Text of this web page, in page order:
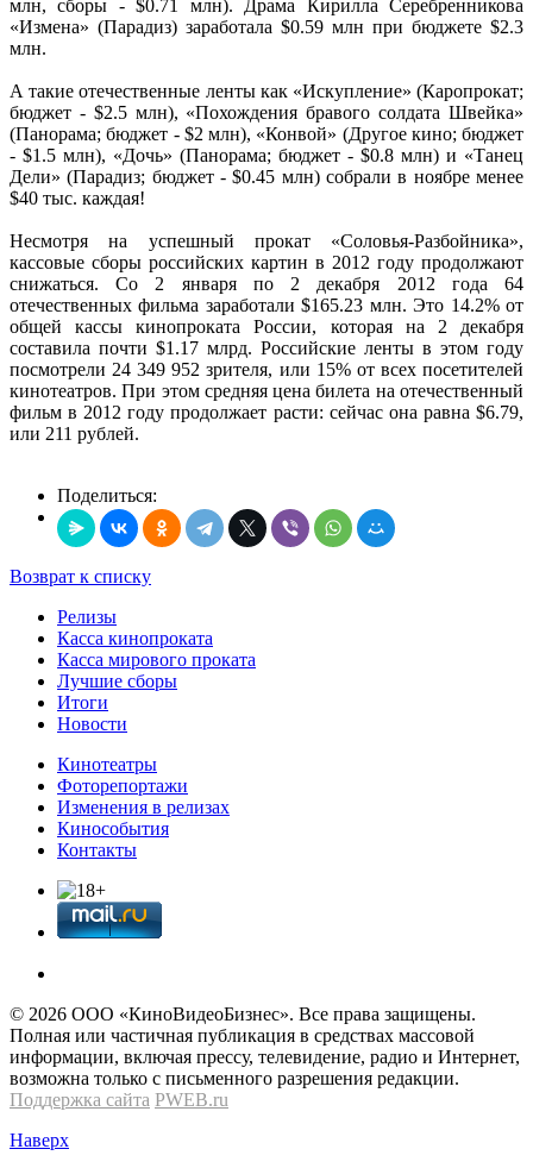
млн, сборы - $0.71 млн). Драма Кирилла Серебренникова
«Измена» (Парадиз) заработала $0.59 млн при бюджете $2.3
млн.
А такие отечественные ленты как «Искупление» (Каропрокат;
бюджет - $2.5 млн), «Похождения бравого солдата Швейка»
(Панорама; бюджет - $2 млн), «Конвой» (Другое кино; бюджет
- $1.5 млн), «Дочь» (Панорама; бюджет - $0.8 млн) и «Танец
Дели» (Парадиз; бюджет - $0.45 млн) собрали в ноябре менее
$40 тыс. каждая!
Несмотря на успешный прокат «Соловья-Разбойника»,
кассовые сборы российских картин в 2012 году продолжают
снижаться. Со 2 января по 2 декабря 2012 года 64
отечественных фильма заработали $165.23 млн. Это 14.2% от
общей кассы кинопроката России, которая на 2 декабря
составила почти $1.17 млрд. Российские ленты в этом году
посмотрели 24 349 952 зрителя, или 15% от всех посетителей
кинотеатров. При этом средняя цена билета на отечественный
фильм в 2012 году продолжает расти: сейчас она равна $6.79,
или 211 рублей.
Поделиться:
Возврат к списку
Релизы
Касса кинопроката
Касса мирового проката
Лучшие сборы
Итоги
Новости
Кинотеатры
Фоторепортажи
Изменения в релизах
Кинособытия
Контакты
© 2026 OOО «КиноВидеоБизнес». Все права защищены.
Полная или частичная публикация в средствах массовой
информации, включая прессу, телевидение, радио и Интернет,
возможна только с письменного разрешения редакции.
Поддержка сайта PWEB.ru
Наверх